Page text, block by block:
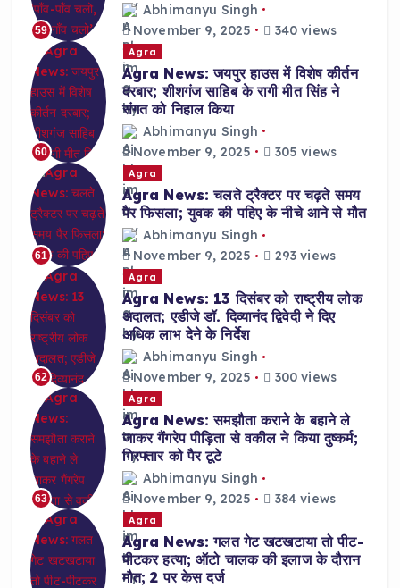
59
Abhimanyu Singh
November 9, 2025
340 views
60
Agra
Agra News: जयपुर हाउस में विशेष कीर्तन
दरबार; शीशगंज साहिब के रागी मीत सिंह ने
संगत को निहाल किया
Abhimanyu Singh
November 9, 2025
305 views
61
Agra
Agra News: चलते ट्रैक्टर पर चढ़ते समय
पैर फिसला; युवक की पहिए के नीचे आने से मौत
Abhimanyu Singh
November 9, 2025
293 views
62
Agra
Agra News: 13 दिसंबर को राष्ट्रीय लोक
अदालत; एडीजे डॉ. दिव्यानंद द्विवेदी ने दिए
अधिक लाभ देने के निर्देश
Abhimanyu Singh
November 9, 2025
300 views
63
Agra
Agra News: समझौता कराने के बहाने ले
जाकर गैंगरेप पीड़िता से वकील ने किया दुष्कर्म;
गिरफ्तार को पैर टूटे
Abhimanyu Singh
November 9, 2025
384 views
Agra
Agra News: गलत गेट खटखटाया तो पीट-
पीटकर हत्या; ऑटो चालक की इलाज के दौरान
मौत; 2 पर केस दर्ज